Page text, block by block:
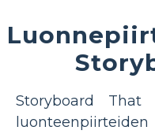
Storyboard That